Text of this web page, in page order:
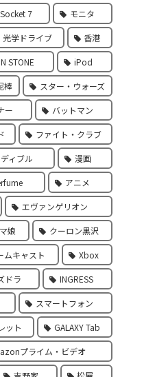
Socket 7 モニタ
光学ドライブ 香港
STONE iPod
棒 スター・ウォーズ
ー バットマン
ファイト・クラブ
ィブル 漫画
アニメ
エヴァンゲリオン
娘 クーロン黒沢
ムキャスト Xbox
ドラ INGRESS
スマートフォン
ット GALAXY Tab
プライム・ビデオ